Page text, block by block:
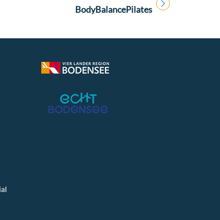
Titel für Veranstaltung
BodyBalancePilates